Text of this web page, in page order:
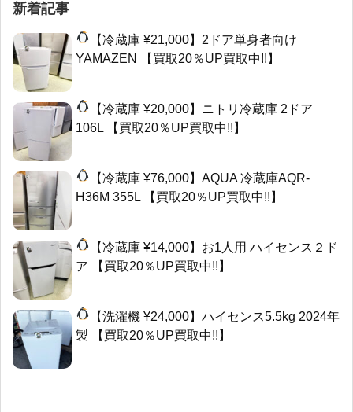
新着記事
【冷蔵庫 ¥21,000】2ドア単身者向け
YAMAZEN 【買取20％UP買取中!!】
【冷蔵庫 ¥20,000】ニトリ冷蔵庫 2ドア
106L 【買取20％UP買取中!!】
【冷蔵庫 ¥76,000】AQUA 冷蔵庫AQR-
H36M 355L 【買取20％UP買取中!!】
【冷蔵庫 ¥14,000】お1人用 ハイセンス２ド
ア 【買取20％UP買取中!!】
【洗濯機 ¥24,000】ハイセンス5.5kg 2024年
製 【買取20％UP買取中!!】